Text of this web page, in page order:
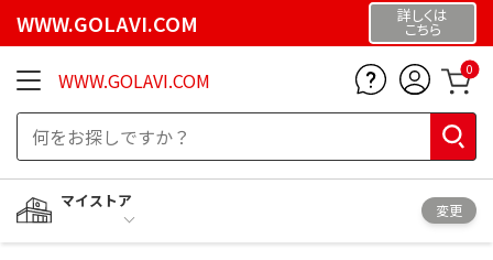
WWW.GOLAVI.COM 詳しくは
こちら
WWW.GOLAVI.COM 0
マイストア
変更